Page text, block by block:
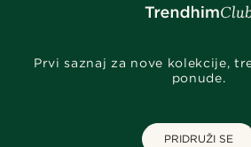
Prvi saznaj za nove kolekcije,
ponude.
PRIDRUŽI SE